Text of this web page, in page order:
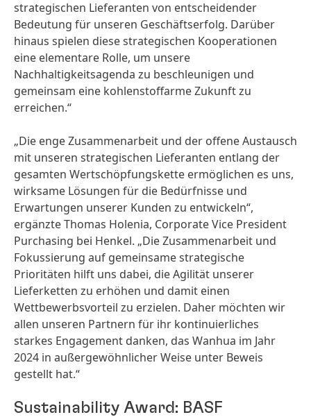
strategischen Lieferanten von entscheidender
Bedeutung für unseren Geschäftserfolg. Darüber
hinaus spielen diese strategischen Kooperationen
eine elementare Rolle, um unsere
Nachhaltigkeitsagenda zu beschleunigen und
gemeinsam eine kohlenstoffarme Zukunft zu
erreichen.“
„Die enge Zusammenarbeit und der offene Austausch
mit unseren strategischen Lieferanten entlang der
gesamten Wertschöpfungskette ermöglichen es uns,
wirksame Lösungen für die Bedürfnisse und
Erwartungen unserer Kunden zu entwickeln“,
ergänzte Thomas Holenia, Corporate Vice President
Purchasing bei Henkel. „Die Zusammenarbeit und
Fokussierung auf gemeinsame strategische
Prioritäten hilft uns dabei, die Agilität unserer
Lieferketten zu erhöhen und damit einen
Wettbewerbsvorteil zu erzielen. Daher möchten wir
allen unseren Partnern für ihr kontinuierliches
starkes Engagement danken, das Wanhua im Jahr
2024 in außergewöhnlicher Weise unter Beweis
gestellt hat.“
Sustainability Award: BASF